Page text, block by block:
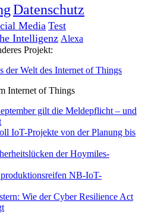
Datenschutz
MediaTest
Intelligenz Alexa
Projekt:
Internet of Things
gilt die Meldepflicht – und
IoT-Projekte von der Planung bis
der Hoymiles-
NB-IoT-
Wie der Cyber Resilience Act